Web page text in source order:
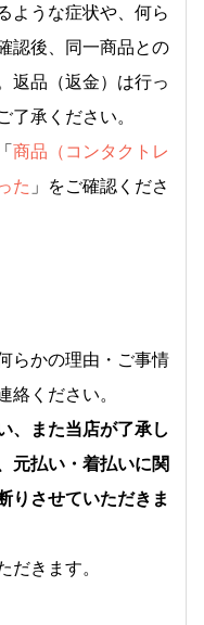
ような症状や、何ら
認後、同一商品との
返品（返金）は行っ
了承ください。
商品（コンタクトレ
た 」をご確認くださ
らかの理由・ご事情
絡ください。
、また当店が了承し
元払い・着払いに関
りさせていただきま
だきます。